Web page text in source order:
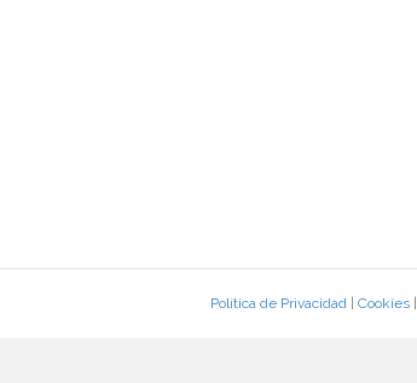
Política de Privacidad| Cookies|